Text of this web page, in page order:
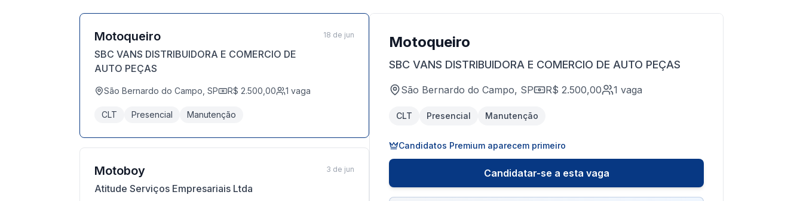
Motoqueiro
SBC VANS DISTRIBUIDORA E COMERCIO DE
AUTO PEÇAS
São Bernardo do Campo, SP R$ 2.500,00 1 vaga
CLT Presencial Manutenção
18 de jun
Motoboy
Atitude Serviços Empresariais Ltda
3 de jun
Motoqueiro
SBC VANS DISTRIBUIDORA E COMERCIO DE AUTO PEÇAS
São Bernardo do Campo, SP R$ 2.500,00 1 vaga
CLT Presencial Manutenção
Candidatos Premium aparecem primeiro
Candidatar-se a esta vaga